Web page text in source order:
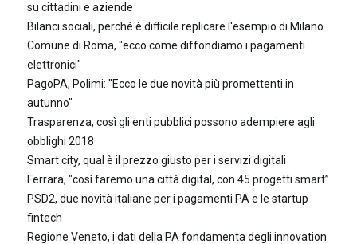
su cittadini e aziende
Bilanci sociali, perché è difficile replicare l'esempio di Milano
Comune di Roma, "ecco come diffondiamo i pagamenti
elettronici"
PagoPA, Polimi: "Ecco le due novità più promettenti in
autunno"
Trasparenza, così gli enti pubblici possono adempiere agli
obblighi 2018
Smart city, qual è il prezzo giusto per i servizi digitali
Ferrara, "così faremo una città digital, con 45 progetti smart”
PSD2, due novità italiane per i pagamenti PA e le startup
fintech
Regione Veneto, i dati della PA fondamenta degli innovation